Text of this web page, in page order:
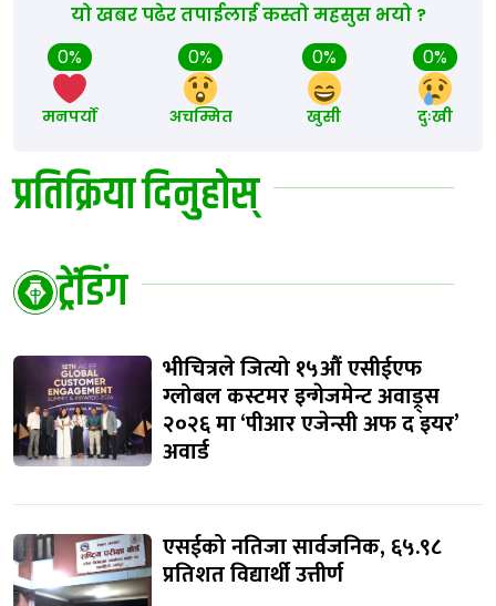
यो खबर पढेर तपाईलाई कस्तो महसुस भयो ?
0%
मनपर्यो
0%
अचम्मित
0%
खुसी
0%
दुःखी
प्रतिक्रिया दिनुहोस्
ट्रेंडिंग
भीचित्रले जित्यो १५औं एसीईएफ
ग्लोबल कस्टमर इन्गेजमेन्ट अवाड्र्स
२०२६ मा ‘पीआर एजेन्सी अफ द इयर’
अवार्ड
एसईको नतिजा सार्वजनिक, ६५.९८
प्रतिशत विद्यार्थी उत्तीर्ण